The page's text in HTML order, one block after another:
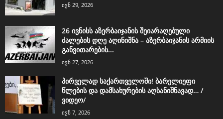
ივნ 29, 2026
26 ივნისს აზერბაიჯანის შეიარაღებული
ძალების დღე აღინიშნა – აზერბაიჯანის არმიის
განვითარების...
ივნ 27, 2026
პირველად საქართველოში! ბარელიეფი
წლების და დამსახურების აღსანიშნავად… /
ვიდეო/
ივნ 7, 2026